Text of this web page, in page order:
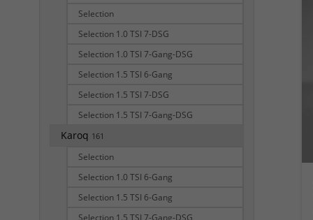
Selection
Selection 1.0 TSI 7-DSG
Selection 1.0 TSI 7-Gang-DSG
Selection 1.5 TSI 6-Gang
Selection 1.5 TSI 7-DSG
Selection 1.5 TSI 7-Gang-DSG
Karoq 161
Selection
Selection 1.0 TSI 6-Gang
Selection 1.5 TSI 6-Gang
Selection 1.5 TSI 7-Gang-DSG